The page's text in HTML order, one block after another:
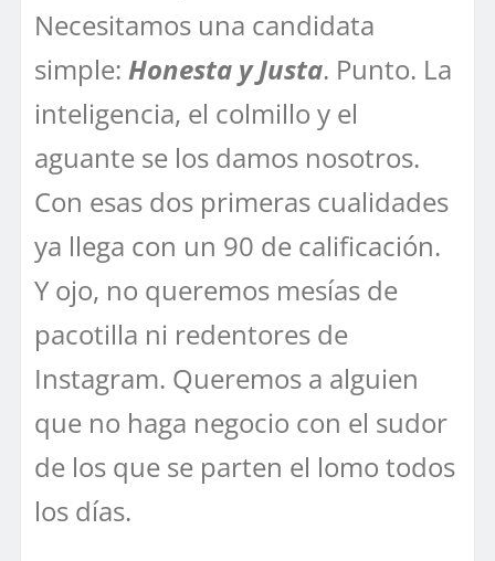
Necesitamos una candidata
simple: Honesta y Justa. Punto. La
inteligencia, el colmillo y el
aguante se los damos nosotros.
Con esas dos primeras cualidades
ya llega con un 90 de calificación.
Y ojo, no queremos mesías de
pacotilla ni redentores de
Instagram. Queremos a alguien
que no haga negocio con el sudor
de los que se parten el lomo todos
los días.